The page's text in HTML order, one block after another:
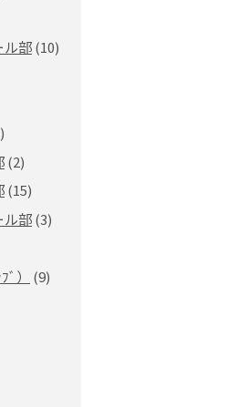
ル部(10)
(2)
(15)
ル部(3)
）
(9)